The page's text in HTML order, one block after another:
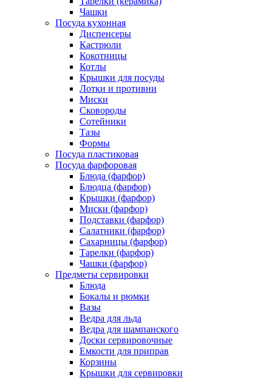
Чашки
Посуда кухонная
Диспенсеры
Кастрюли
Кокотницы
Котлы
Крышки для посуды
Лотки и противни
Миски
Сковороды
Сотейники
Тазы
Формы
Посуда пластиковая
Посуда фарфоровая
Блюда (фарфор)
Блюдца (фарфор)
Крышки (фарфор)
Миски (фарфор)
Подставки (фарфор)
Салатники (фарфор)
Сахарницы (фарфор)
Тарелки (фарфор)
Чашки (фарфор)
Предметы сервировки
Блюда
Бокалы и рюмки
Вазы
Ведра для льда
Ведра для шампанского
Доски сервировочные
Емкости для приправ
Корзины
Крышки для сервировки